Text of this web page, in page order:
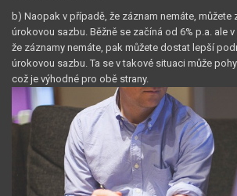
b) Naopak v případě, že záznam nemáte,
úrokovou sazbu. Běžně se začíná od 6% p.a. ale
že záznamy nemáte, pak můžete dostat lepší
úrokovou sazbu. Ta se v takové situaci může
což je výhodné pro obě strany.